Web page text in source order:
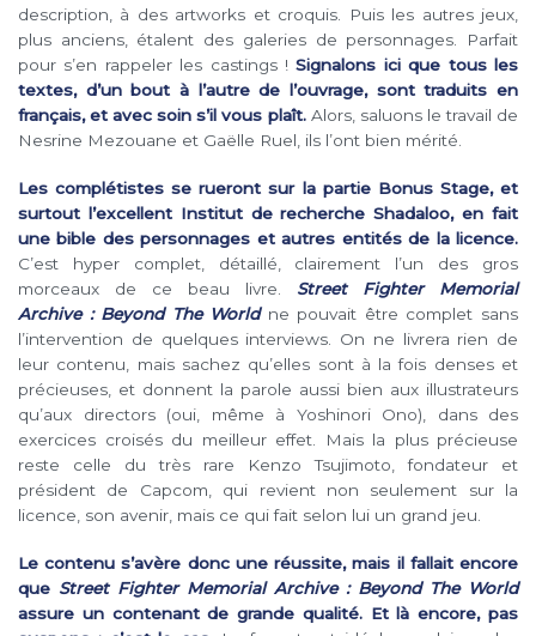
description, à des artworks et croquis. Puis les autres jeux,
plus anciens, étalent des galeries de personnages. Parfait
pour s’en rappeler les castings !Signalons ici que tous les
textes, d’un bout à l’autre de l’ouvrage, sont traduits en
français, et avec soin s’il vous plaît.Alors, saluons le travail de
Nesrine Mezouane et Gaëlle Ruel, ils l’ont bien mérité.
Les complétistes se rueront sur la partie Bonus Stage, et
surtout l’excellent Institut de recherche Shadaloo, en fait
une bible des personnages et autres entités de la licence.
C’est hyper complet, détaillé, clairement l’un des gros
morceaux de ce beau livre. Street Fighter Memorial
Archive : Beyond The Worldne pouvait être complet sans
l’intervention de quelques interviews. On ne livrera rien de
leur contenu, mais sachez qu’elles sont à la fois denses et
précieuses, et donnent la parole aussi bien aux illustrateurs
qu’aux directors (oui, même à Yoshinori Ono), dans des
exercices croisés du meilleur effet. Mais la plus précieuse
reste celle du très rare Kenzo Tsujimoto, fondateur et
président de Capcom, qui revient non seulement sur la
licence, son avenir, mais ce qui fait selon lui un grand jeu.
Le contenu s’avère donc une réussite, mais il fallait encore
que Street Fighter Memorial Archive : Beyond The World
assure un contenant de grande qualité. Et là encore, pas